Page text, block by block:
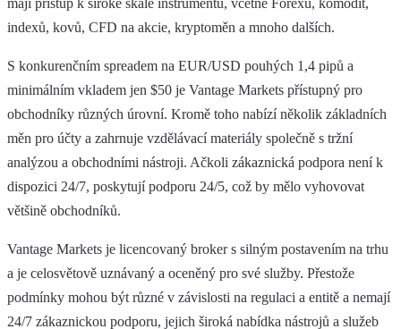
indexů, kovů, CFD na akcie, kryptoměn a mnoho dalších.
S konkurenčním spreadem na EUR/USD pouhých 1,4 pipů a
minimálním vkladem jen $50 je Vantage Markets přístupný pro
obchodníky různých úrovní. Kromě toho nabízí několik základních
měn pro účty a zahrnuje vzdělávací materiály společně s tržní
analýzou a obchodními nástroji. Ačkoli zákaznická podpora není k
dispozici 24/7, poskytují podporu 24/5, což by mělo vyhovovat
většině obchodníků.
Vantage Markets je licencovaný broker s silným postavením na trhu
a je celosvětově uznávaný a oceněný pro své služby. Přestože
podmínky mohou být různé v závislosti na regulaci a entitě a nemají
24/7 zákaznickou podporu, jejich široká nabídka nástrojů a služeb